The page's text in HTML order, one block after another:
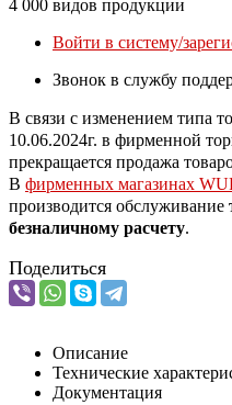
4 000 видов продукции
Войти в систему/
Звонок в службу
В связи с изменением типа
10.06.2024г. в фирменной
прекращается продажа
В фирменных магазинах
производится обслуживание
безналичному расчету.
Поделиться
Описание
Технические
Документация